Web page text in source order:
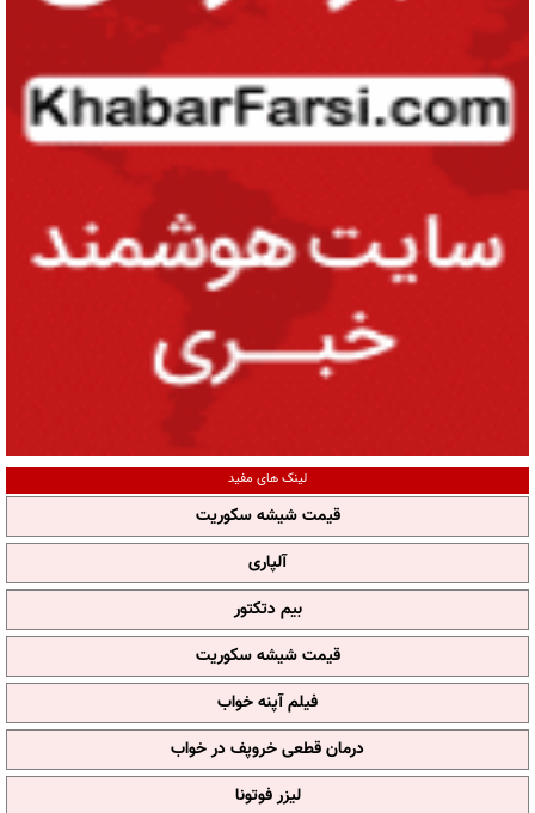
لینک های مفید
قیمت شیشه سکوریت
آلپاری
بیم دتکتور
قیمت شیشه سکوریت
فیلم آپنه خواب
درمان قطعی خروپف در خواب
لیزر فوتونا